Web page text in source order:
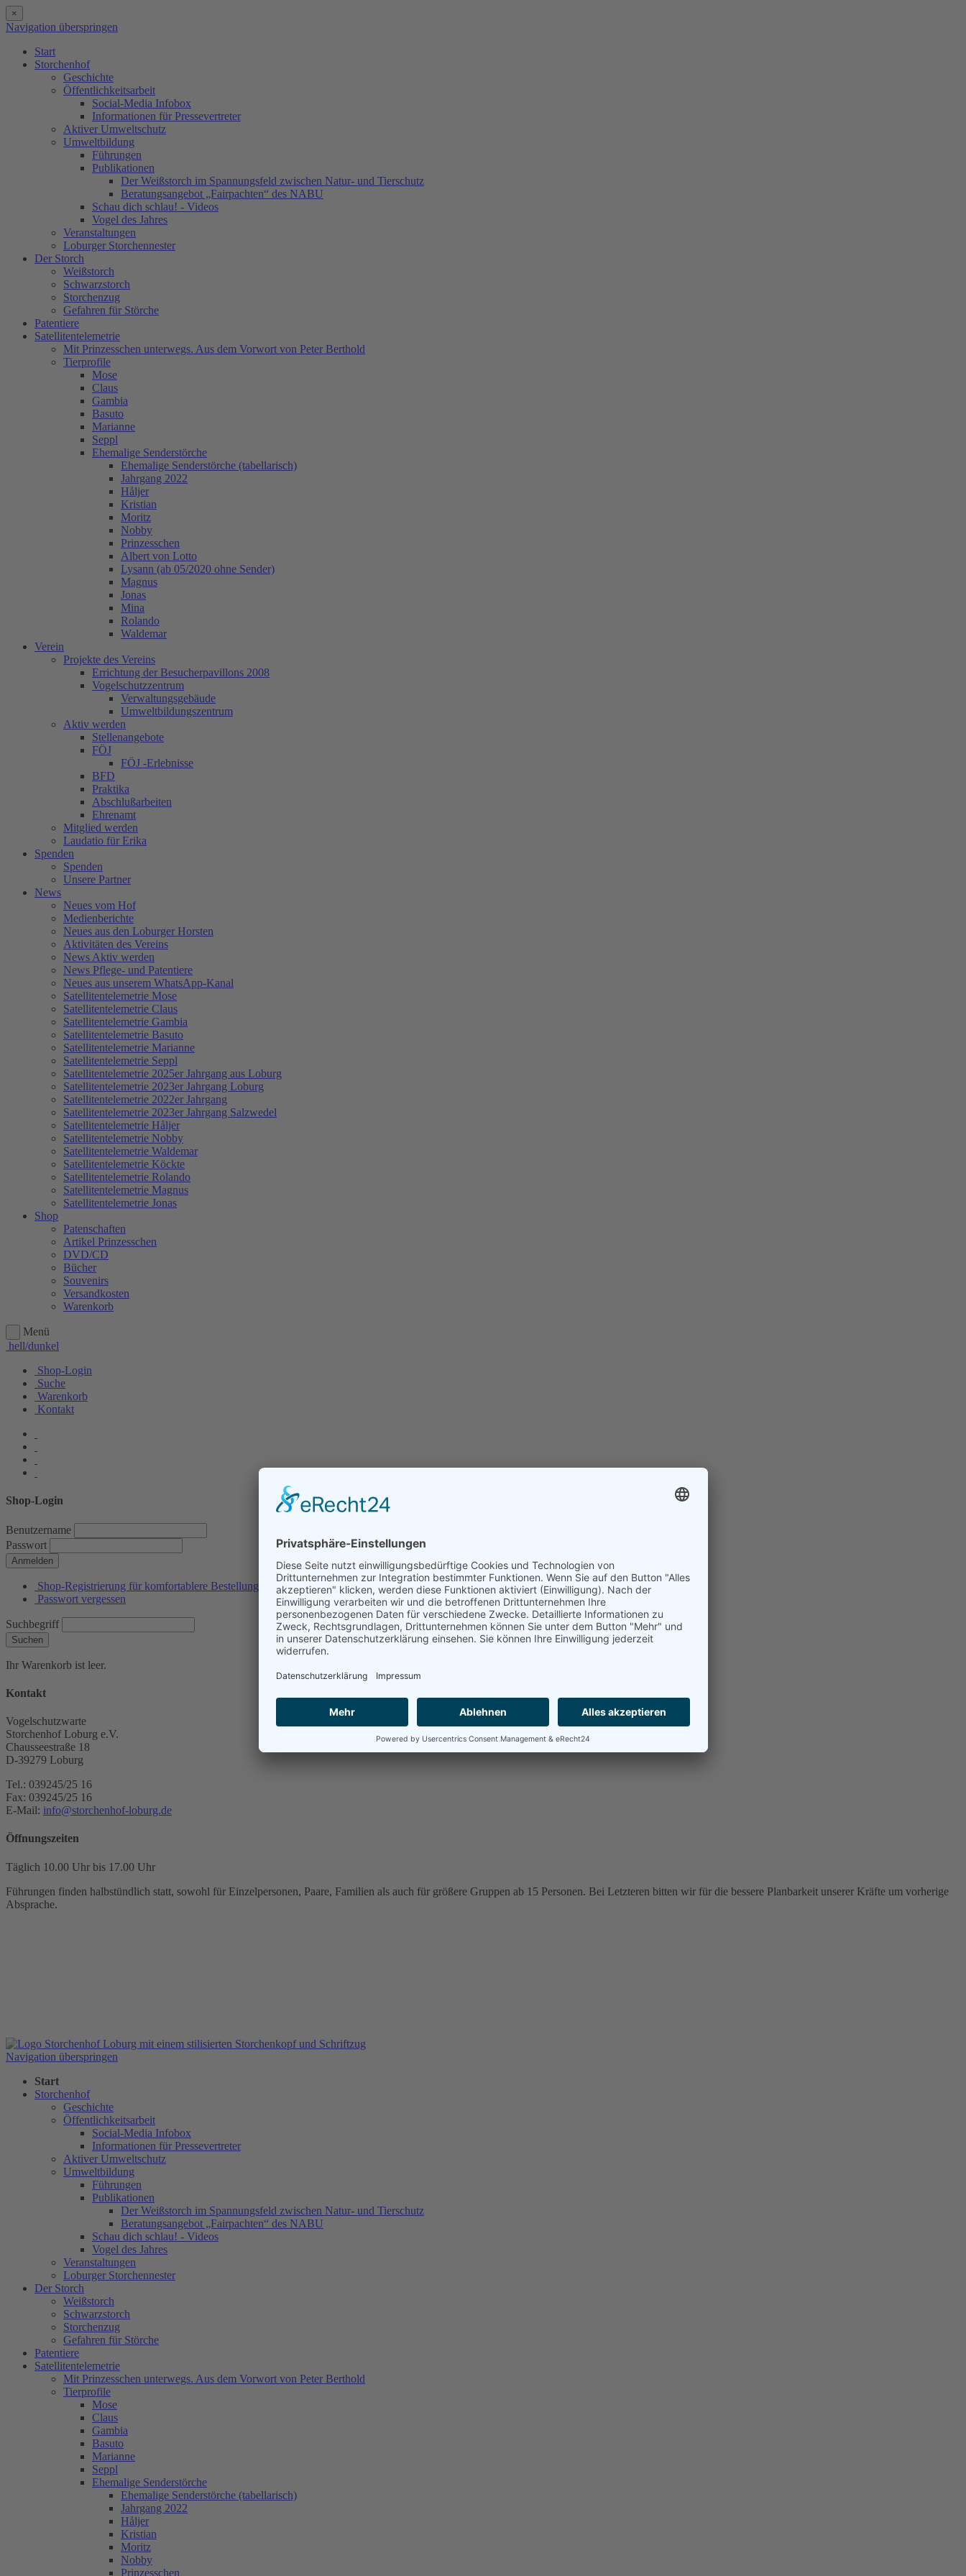
×
Navigation überspringen
Start
Storchenhof
Geschichte
Öffentlichkeitsarbeit
Social-Media Infobox
Informationen für Pressevertreter
Aktiver Umweltschutz
Umweltbildung
Führungen
Publikationen
Der Weißstorch im Spannungsfeld zwischen Natur- und Tierschutz
Beratungsangebot „Fairpachten“ des NABU
Schau dich schlau! - Videos
Vogel des Jahres
Veranstaltungen
Loburger Storchennester
Der Storch
Weißstorch
Schwarzstorch
Storchenzug
Gefahren für Störche
Patentiere
Satellitentelemetrie
Mit Prinzesschen unterwegs. Aus dem Vorwort von Peter Berthold
Tierprofile
Mose
Claus
Gambia
Basuto
Marianne
Seppl
Ehemalige Senderstörche
Ehemalige Senderstörche (tabellarisch)
Jahrgang 2022
Håljer
Kristian
Moritz
Nobby
Prinzesschen
Albert von Lotto
Lysann (ab 05/2020 ohne Sender)
Magnus
Jonas
Mina
Rolando
Waldemar
Verein
Projekte des Vereins
Errichtung der Besucherpavillons 2008
Vogelschutzzentrum
Verwaltungsgebäude
Umweltbildungszentrum
Aktiv werden
Stellenangebote
FÖJ
FÖJ -Erlebnisse
BFD
Praktika
Abschlußarbeiten
Ehrenamt
Mitglied werden
Laudatio für Erika
Spenden
Spenden
Unsere Partner
News
Neues vom Hof
Medienberichte
Neues aus den Loburger Horsten
Aktivitäten des Vereins
News Aktiv werden
News Pflege- und Patentiere
Neues aus unserem WhatsApp-Kanal
Satellitentelemetrie Mose
Satellitentelemetrie Claus
Satellitentelemetrie Gambia
Satellitentelemetrie Basuto
Satellitentelemetrie Marianne
Satellitentelemetrie Seppl
Satellitentelemetrie 2025er Jahrgang aus Loburg
Satellitentelemetrie 2023er Jahrgang Loburg
Satellitentelemetrie 2022er Jahrgang
Satellitentelemetrie 2023er Jahrgang Salzwedel
Satellitentelemetrie Håljer
Satellitentelemetrie Nobby
Satellitentelemetrie Waldemar
Satellitentelemetrie Köckte
Satellitentelemetrie Rolando
Satellitentelemetrie Magnus
Satellitentelemetrie Jonas
Shop
Patenschaften
Artikel Prinzesschen
DVD/CD
Bücher
Souvenirs
Versandkosten
Warenkorb
Menü
hell/dunkel
Shop-Login
Suche
Warenkorb
Kontakt
Shop-Login
Benutzername
Passwort
Anmelden
Shop-Registrierung für komfortablere Bestellungen
Passwort vergessen
Suchbegriff
Suchen
Ihr Warenkorb ist leer.
Kontakt
Vogelschutzwarte
Storchenhof Loburg e.V.
Chausseestraße 18
D-39279 Loburg
Tel.: 039245/25 16
Fax: 039245/25 16
E-Mail: info@storchenhof-loburg.de
Öffnungszeiten
Täglich 10.00 Uhr bis 17.00 Uhr
Führungen finden halbstündlich statt, sowohl für Einzelpersonen, Paare, Familien als auch für größere Gruppen ab 15 Personen. Bei Letzteren bitten wir für die bessere Planbarkeit unserer Kräfte um vorherige
Absprache.
Navigation überspringen
Start
Storchenhof
Geschichte
Öffentlichkeitsarbeit
Social-Media Infobox
Informationen für Pressevertreter
Aktiver Umweltschutz
Umweltbildung
Führungen
Publikationen
Der Weißstorch im Spannungsfeld zwischen Natur- und Tierschutz
Beratungsangebot „Fairpachten“ des NABU
Schau dich schlau! - Videos
Vogel des Jahres
Veranstaltungen
Loburger Storchennester
Der Storch
Weißstorch
Schwarzstorch
Storchenzug
Gefahren für Störche
Patentiere
Satellitentelemetrie
Mit Prinzesschen unterwegs. Aus dem Vorwort von Peter Berthold
Tierprofile
Mose
Claus
Gambia
Basuto
Marianne
Seppl
Ehemalige Senderstörche
Ehemalige Senderstörche (tabellarisch)
Jahrgang 2022
Håljer
Kristian
Moritz
Nobby
Prinzesschen